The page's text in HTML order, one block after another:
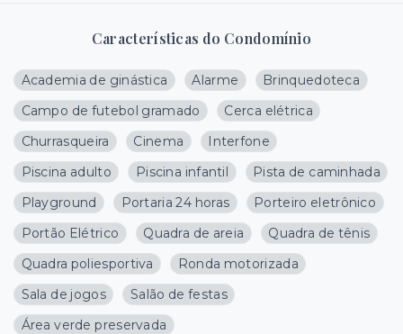
Características do Condomínio
Academia de ginástica Alarme
Brinquedoteca
Campo de futebol gramado
Cerca elétrica
Churrasqueira
Cinema
Interfone
Piscina adulto
Piscina infantil
Pista de caminhada
Playground
Portaria 24 horas
Porteiro eletrônico
Portão Elétrico
Quadra de areia
Quadra de tênis
Quadra poliesportiva
Ronda motorizada
Sala de jogos
Salão de festas
Área verde preservada